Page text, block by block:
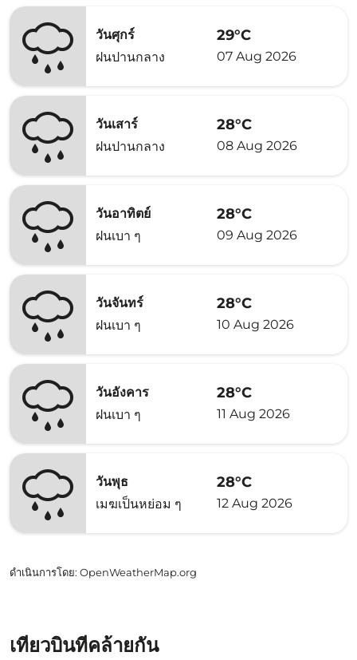
วันศุกร์
ฝนปานกลาง
29°C
07 Aug 2026
วันเสาร์
ฝนปานกลาง
28°C
08 Aug 2026
วันอาทิตย์
ฝนเบา ๆ
28°C
09 Aug 2026
วันจันทร์
ฝนเบา ๆ
28°C
10 Aug 2026
วันอังคาร
ฝนเบา ๆ
28°C
11 Aug 2026
วันพุธ
เมฆเป็นหย่อม ๆ
28°C
12 Aug 2026
ดำเนินการโดย: OpenWeatherMap.org
เที่ยวบินที่คล้ายกัน